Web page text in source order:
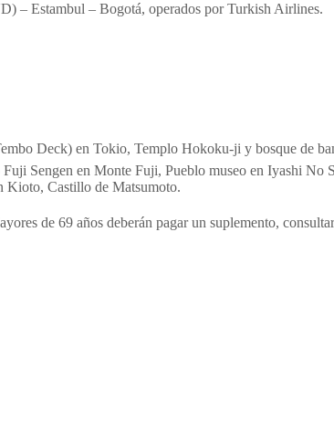
– Estambul – Bogotá, operados por Turkish Airlines.
Deck) en Tokio, Templo Hokoku-ji y bosque de
Sengen en Monte Fuji, Pueblo museo en Iyashi No
Kioto, Castillo de Matsumoto.
de 69 años deberán pagar un suplemento,